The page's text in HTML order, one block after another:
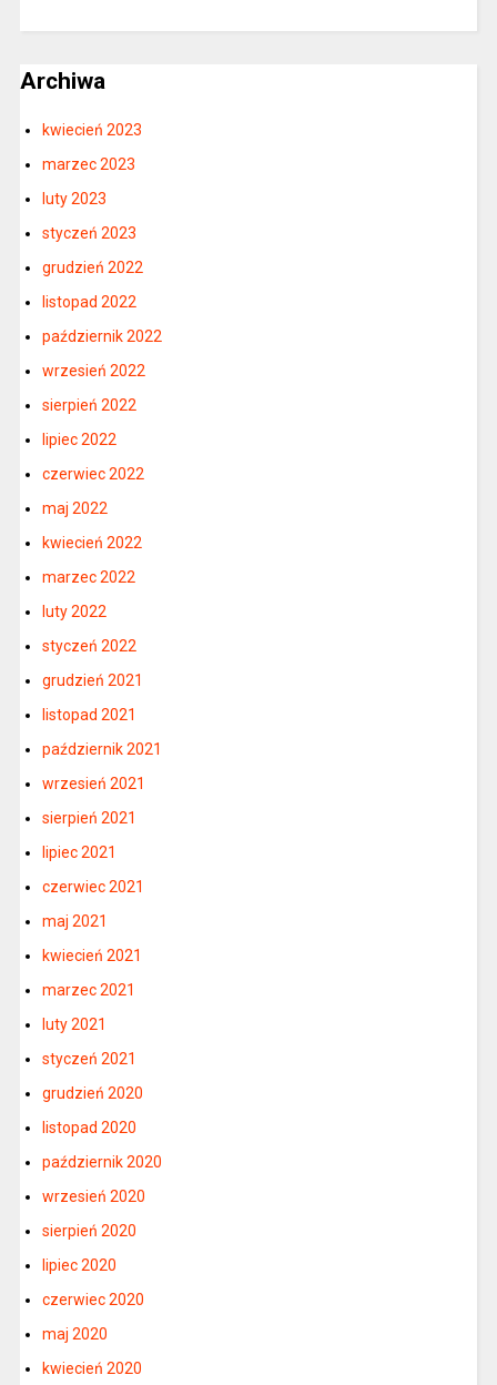
Archiwa
kwiecień 2023
marzec 2023
luty 2023
styczeń 2023
grudzień 2022
listopad 2022
październik 2022
wrzesień 2022
sierpień 2022
lipiec 2022
czerwiec 2022
maj 2022
kwiecień 2022
marzec 2022
luty 2022
styczeń 2022
grudzień 2021
listopad 2021
październik 2021
wrzesień 2021
sierpień 2021
lipiec 2021
czerwiec 2021
maj 2021
kwiecień 2021
marzec 2021
luty 2021
styczeń 2021
grudzień 2020
listopad 2020
październik 2020
wrzesień 2020
sierpień 2020
lipiec 2020
czerwiec 2020
maj 2020
kwiecień 2020